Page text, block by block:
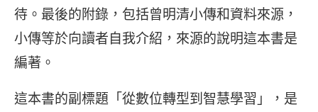
待。最後的附錄，包括曾明清小傳和資料來源，
小傳等於向讀者自我介紹，來源的說明這本書是
編著。
這本書的副標題「從數位轉型到智慧學習」，是